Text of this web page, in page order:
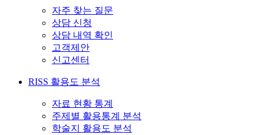
자주 찾는 질문
상담 신청
상담 내역 확인
고객제안
신고센터
RISS 활용도 분석
자료 현황 통계
주제별 활용통계 분석
학술지 활용도 분석